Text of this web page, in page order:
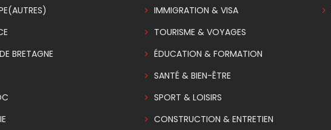
BRETAGNE
IMMIGRATION & VISA
TOURISME & VOYAGES
ÉDUCATION & FORMATION
SANTÉ & BIEN-ÊTRE
SPORT & LOISIRS
CONSTRUCTION & ENTRETIEN